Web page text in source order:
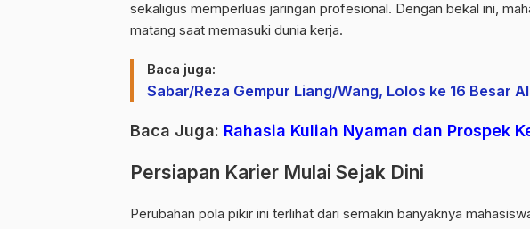
sekaligus memperluas jaringan profesional. Dengan bekal ini,
matang saat memasuki dunia kerja.
Baca juga:
Sabar/Reza Gempur Liang/Wang, Lolos ke 16 Besar
Baca Juga: Rahasia Kuliah Nyaman dan Prospek
Persiapan Karier Mulai Sejak Dini
Perubahan pola pikir ini terlihat dari semakin banyaknya